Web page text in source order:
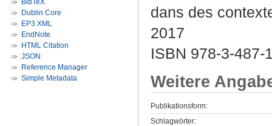
BibTeX
Dublin Core
EP3 XML
EndNote
HTML Citation
JSON
Reference Manager
Simple Metadata
dans des
2017
ISBN 978-3-487-
Weitere
Publikationsform:
Schlagwörter: